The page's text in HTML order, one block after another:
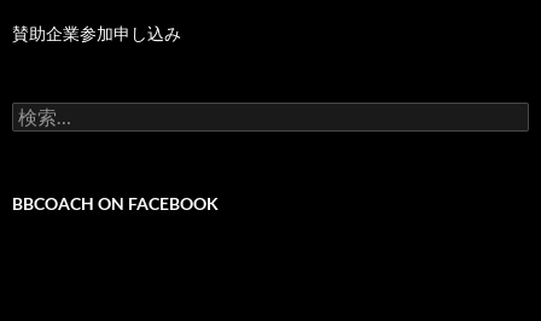
賛助企業参加申し込み
検
索:
BBCOACH ON FACEBOOK